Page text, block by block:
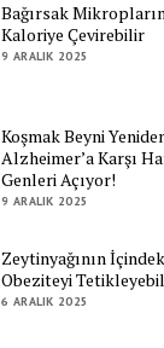
Bağırsak
Kaloriye Çevirebilir
9 ARALIK 2025
Koşmak Beyni
Alzheimer’a Karşı
Genleri Açıyor!
9 ARALIK 2025
Zeytinyağının
Obeziteyi
6 ARALIK 2025